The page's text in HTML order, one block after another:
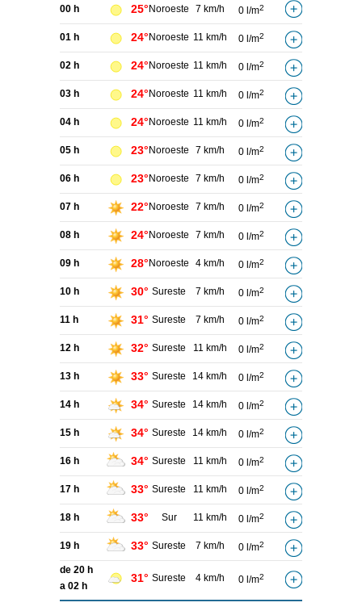
00 h 25° Noroeste 7 km/h 0 l/m2
01 h 24° Noroeste 11 km/h 0 l/m2
02 h 24° Noroeste 11 km/h 0 l/m2
03 h 24° Noroeste 11 km/h 0 l/m2
04 h 24° Noroeste 11 km/h 0 l/m2
05 h 23° Noroeste 7 km/h 0 l/m2
06 h 23° Noroeste 7 km/h 0 l/m2
07 h 22° Noroeste 7 km/h 0 l/m2
08 h 24° Noroeste 7 km/h 0 l/m2
09 h 28° Noroeste 4 km/h 0 l/m2
10 h 30° Sureste 7 km/h 0 l/m2
11 h 31° Sureste 7 km/h 0 l/m2
12 h 32° Sureste 11 km/h 0 l/m2
13 h 33° Sureste 14 km/h 0 l/m2
14 h 34° Sureste 14 km/h 0 l/m2
15 h 34° Sureste 14 km/h 0 l/m2
16 h 34° Sureste 11 km/h 0 l/m2
17 h 33° Sureste 11 km/h 0 l/m2
18 h 33° Sur 11 km/h 0 l/m2
19 h 33° Sureste 7 km/h 0 l/m2
de 20 h
a 02 h
31° Sureste 4 km/h 0 l/m2